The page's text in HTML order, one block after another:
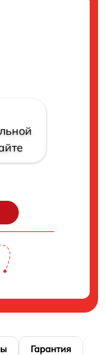
Гарантия